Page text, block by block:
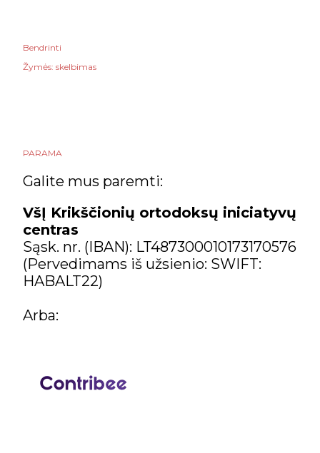
Bendrinti
Žymės: skelbimas
PARAMA
Galite mus paremti:
VšĮ Krikščionių ortodoksų iniciatyvų
centras
Sąsk. nr. (IBAN): LT487300010173170576
(Pervedimams iš užsienio: SWIFT:
HABALT22)
Arba: